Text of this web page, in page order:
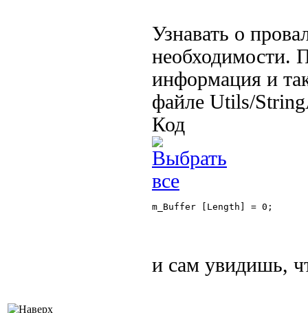
Узнавать о
необходимости.
информация и
файле Utils/
Код
m_Buffer [Length] = 0;
и сам увидишь,